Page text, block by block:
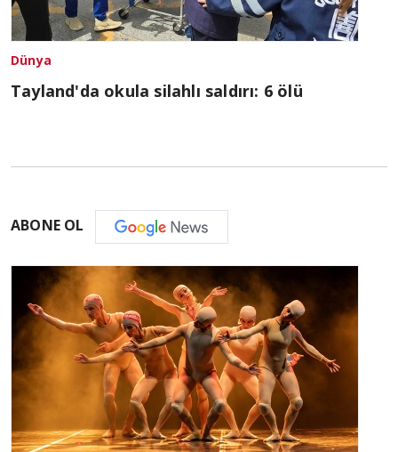
Dünya
Tayland'da okula silahlı saldırı: 6 ölü
ABONE OL